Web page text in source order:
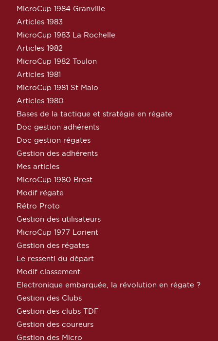
MicroCup 1984 Granville
Articles 1983
MicroCup 1983 La Rochelle
Articles 1982
MicroCup 1982 Toulon
Articles 1981
MicroCup 1981 St Malo
Articles 1980
Bases de la tactique et stratégie en régate
Doc gestion adhérents
Doc gestion régates
Gestion des adhérents
Mes articles
MicroCup 1980 Brest
Modif régate
Rétro Proto
Gestion des utilisateurs
MicroCup 1977 Lorient
Gestion des régates
Le ressenti du départ
Modif classement
Electronique embarquée, la révolution en régate ?
Gestion des Clubs
Gestion des clubs TDF
Gestion des coureurs
Gestion des Micro